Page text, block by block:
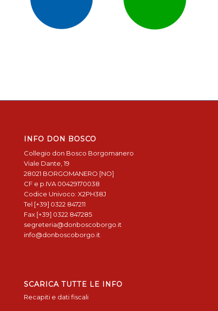
INFO DON BOSCO
Collegio don Bosco Borgomanero
Viale Dante, 19
28021 BORGOMANERO [NO]
CF e p.IVA 00429170038
Codice Univoco: X2PH38J
Tel [+39] 0322 847211
Fax [+39] 0322 847285
segreteria@donboscoborgo.it
info@donboscoborgo.it
SCARICA TUTTE LE INFO
Recapiti e dati fiscali